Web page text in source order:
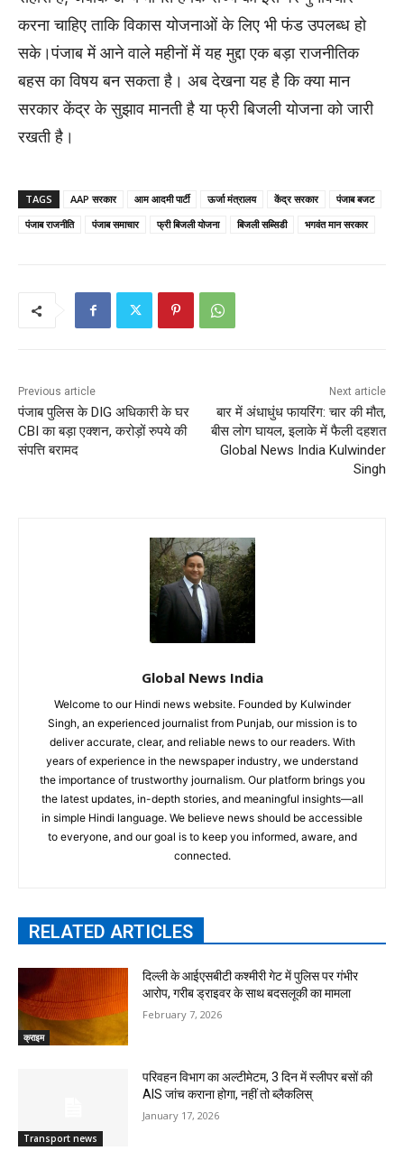
करना चाहिए ताकि विकास योजनाओं के लिए भी फंड उपलब्ध हो
सके।पंजाब में आने वाले महीनों में यह मुद्दा एक बड़ा राजनीतिक
बहस का विषय बन सकता है। अब देखना यह है कि क्या मान
सरकार केंद्र के सुझाव मानती है या फ्री बिजली योजना को जारी
रखती है।
TAGS AAP सरकार आम आदमी पार्टी ऊर्जा मंत्रालय केंद्र सरकार
पंजाब बजट
पंजाब राजनीति
पंजाब समाचार फ्री बिजली योजना बिजली सब्सिडी भगवंत मान सरकार
Previous article
पंजाब पुलिस के DIG अधिकारी के घर
CBI का बड़ा एक्शन, करोड़ों रुपये की
संपत्ति बरामद
Next article
बार में अंधाधुंध फायरिंग: चार की मौत,
बीस लोग घायल, इलाके में फैली दहशत
Global News India Kulwinder
Singh
Global News India
Welcome to our Hindi news website. Founded by Kulwinder
Singh, an experienced journalist from Punjab, our mission is to
deliver accurate, clear, and reliable news to our readers. With
years of experience in the newspaper industry, we understand
the importance of trustworthy journalism. Our platform brings you
the latest updates, in-depth stories, and meaningful insights—all
in simple Hindi language. We believe news should be accessible
to everyone, and our goal is to keep you informed, aware, and
connected.
RELATED ARTICLES
क्राइम
दिल्ली के आईएसबीटी कश्मीरी गेट में पुलिस पर गंभीर
आरोप, गरीब ड्राइवर के साथ बदसलूकी का मामला
February 7, 2026
Transport news
परिवहन विभाग का अल्टीमेटम, 3 दिन में स्लीपर बसों की
AIS जांच कराना होगा, नहीं तो ब्लैकलिस्
January 17, 2026